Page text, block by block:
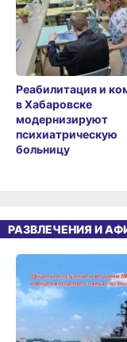
Реабилитация и
в Хабаровске
модернизируют
психиатрическую
больницу
РАЗВЛЕЧЕНИЯ И